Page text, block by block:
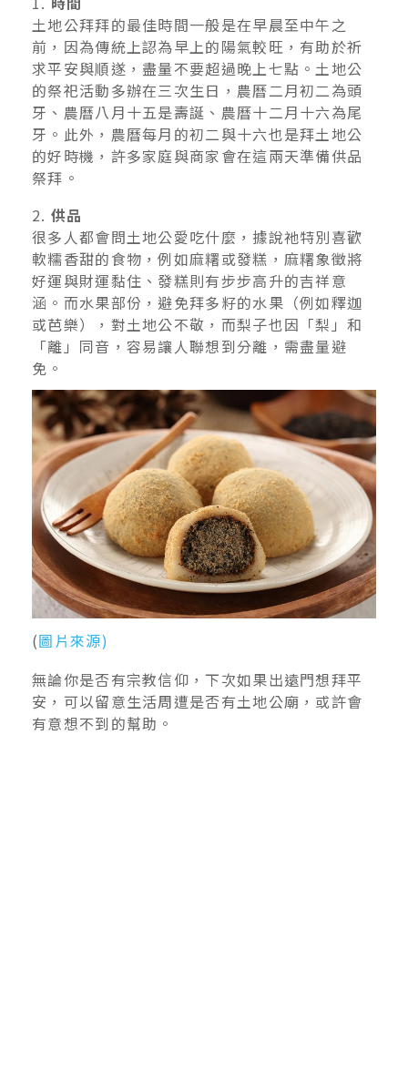
土地公拜拜的最佳時間一般是在早晨至中午之
前，因為傳統上認為早上的陽氣較旺，有助於祈
求平安與順遂，盡量不要超過晚上七點。土地公
的祭祀活動多辦在三次生日，農曆二月初二為頭
牙、農曆八月十五是壽誕、農曆十二月十六為尾
牙。此外，農曆每月的初二與十六也是拜土地公
的好時機，許多家庭與商家會在這兩天準備供品
祭拜。
2. 供品
很多人都會問土地公愛吃什麼，據說祂特別喜歡
軟糯香甜的食物，例如麻糬或發糕，麻糬象徵將
好運與財運黏住、發糕則有步步高升的吉祥意
涵。而水果部份，避免拜多籽的水果（例如釋迦
或芭樂），對土地公不敬，而梨子也因「梨」和
「離」同音，容易讓人聯想到分離，需盡量避
免。
(圖片來源)
無論你是否有宗教信仰，下次如果出遠門想拜平
安，可以留意生活周遭是否有土地公廟，或許會
有意想不到的幫助。